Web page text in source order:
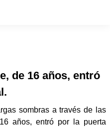
de 16 años, entró
sombras a través de las
años, entró por la puerta